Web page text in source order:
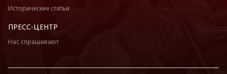
Исторические статьи
ПРЕСС-ЦЕНТР
Нас спрашивают